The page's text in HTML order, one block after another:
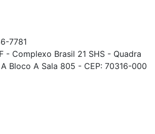
7781
- Complexo Brasil 21 SHS - Quadra
Bloco A Sala 805 - CEP: 70316-000